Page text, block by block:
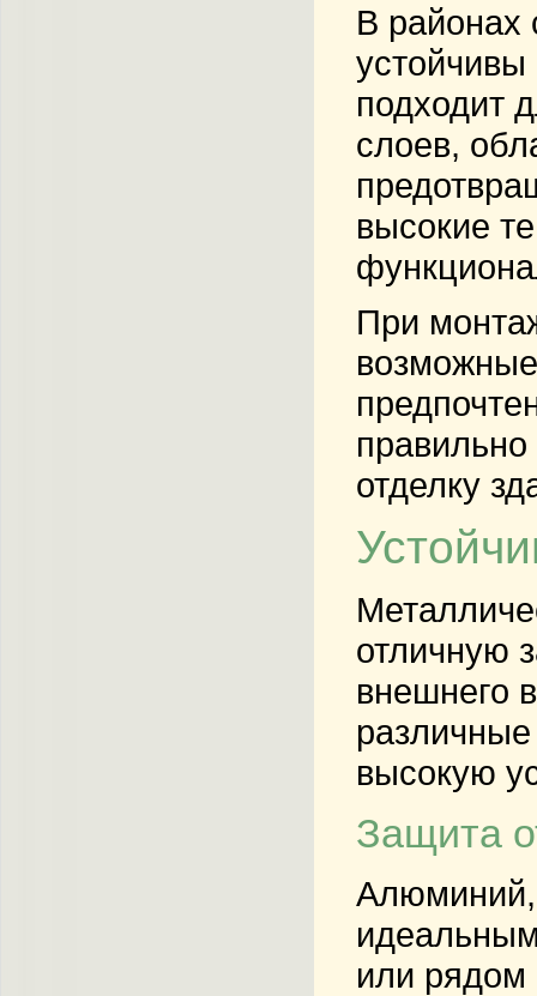
В районах
подходит
слоев,
высокие
При
отделку
отличную
внешнего
высокую
Защита
Алюминий,
или рядом